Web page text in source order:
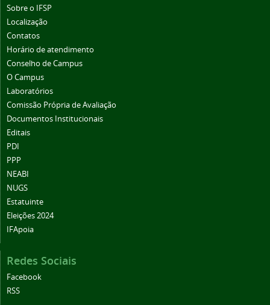
Sobre o IFSP
Localização
Contatos
Horário de atendimento
Conselho de Campus
O Campus
Laboratórios
Comissão Própria de Avaliação
Documentos Institucionais
Editais
PDI
PPP
NEABI
NUGS
Estatuinte
Eleições 2024
IFApoia
Redes Sociais
Facebook
RSS